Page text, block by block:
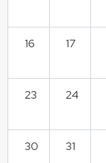
16 17
23 24
30 31